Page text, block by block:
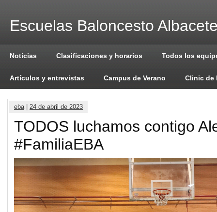
Escuelas Baloncesto
Noticias Clasificaciones y horarios Todos los
Artículos y entrevistas Campus de Verano Clinic de
eba| 24 de abril de 2023
TODOS luchamos contigo
#FamiliaEBA